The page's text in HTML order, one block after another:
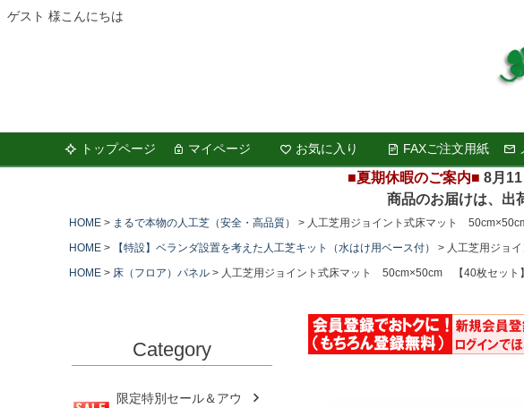
ゲスト 様こんにちは
トップページ
マイページ お気に入り FAXご注文用紙
■夏期休暇のご案内■ 8月
商品のお届けは、出荷
HOME まるで本物の人工芝（安全・高品質）
人工芝用ジョイント式床マット
HOME
【特設】ベランダ設置を考えた人工芝キット（水はけ用ベース付）
人工芝用ジョ
HOME
床（フロア）パネル 人工芝用ジョイント式床マット 50cm×50cm 【40枚セット
Category
限定特別セール＆アウ